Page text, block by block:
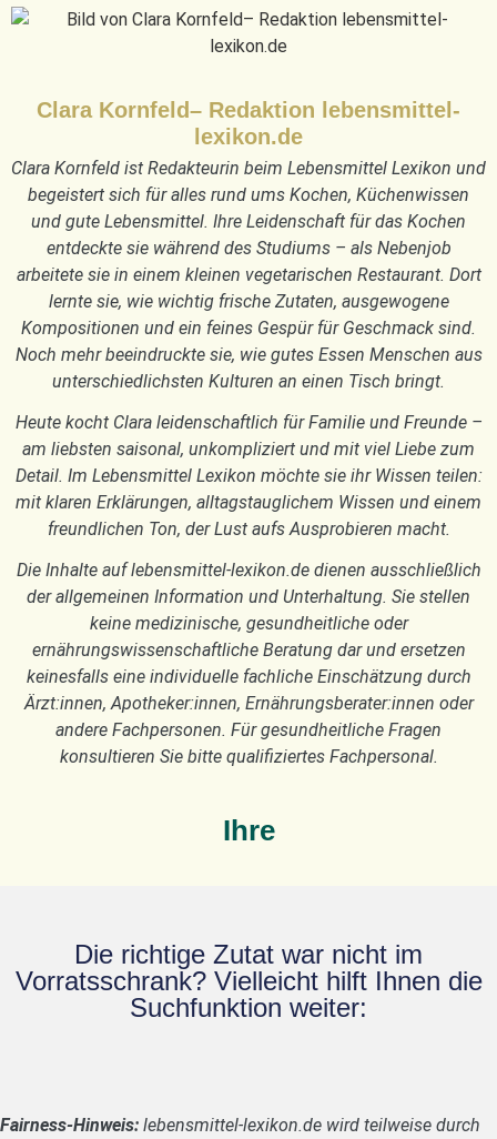
Clara Kornfeld– Redaktion lebensmittel-
lexikon.de
Clara Kornfeld ist Redakteurin beim Lebensmittel Lexikon und
begeistert sich für alles rund ums Kochen, Küchenwissen
und gute Lebensmittel. Ihre Leidenschaft für das Kochen
entdeckte sie während des Studiums – als Nebenjob
arbeitete sie in einem kleinen vegetarischen Restaurant. Dort
lernte sie, wie wichtig frische Zutaten, ausgewogene
Kompositionen und ein feines Gespür für Geschmack sind.
Noch mehr beeindruckte sie, wie gutes Essen Menschen aus
unterschiedlichsten Kulturen an einen Tisch bringt.
Heute kocht Clara leidenschaftlich für Familie und Freunde –
am liebsten saisonal, unkompliziert und mit viel Liebe zum
Detail. Im Lebensmittel Lexikon möchte sie ihr Wissen teilen:
mit klaren Erklärungen, alltagstauglichem Wissen und einem
freundlichen Ton, der Lust aufs Ausprobieren macht.
Die Inhalte auf lebensmittel-lexikon.de dienen ausschließlich
der allgemeinen Information und Unterhaltung. Sie stellen
keine medizinische, gesundheitliche oder
ernährungswissenschaftliche Beratung dar und ersetzen
keinesfalls eine individuelle fachliche Einschätzung durch
Ärzt:innen, Apotheker:innen, Ernährungsberater:innen oder
andere Fachpersonen. Für gesundheitliche Fragen
konsultieren Sie bitte qualifiziertes Fachpersonal.
Ihre
Die richtige Zutat war nicht im
Vorratsschrank? Vielleicht hilft Ihnen die
Suchfunktion weiter:
Fairness-Hinweis: lebensmittel-lexikon.de wird teilweise durch